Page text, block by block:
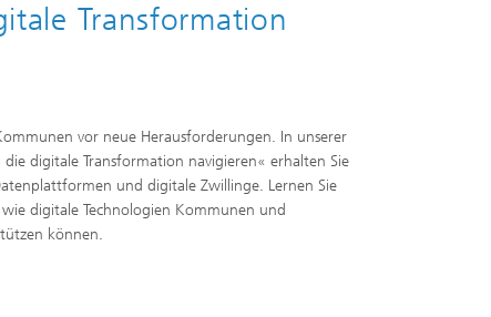
Transformation
vor neue Herausforderungen. In unserer
digitale Transformation navigieren« erhalten Sie
und digitale Zwillinge. Lernen Sie
digitale Technologien Kommunen und
können.